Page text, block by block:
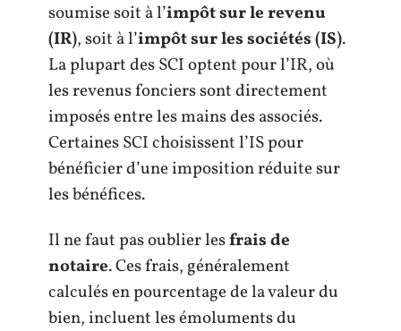
soumise soit à l’impôt sur le revenu
(IR), soit à l’impôt sur les sociétés (IS).
La plupart des SCI optent pour l’IR, où
les revenus fonciers sont directement
imposés entre les mains des associés.
Certaines SCI choisissent l’IS pour
bénéficier d’une imposition réduite sur
les bénéfices.
Il ne faut pas oublier lesfrais de
notaire. Ces frais, généralement
calculés en pourcentage de la valeur du
bien, incluent les émoluments du